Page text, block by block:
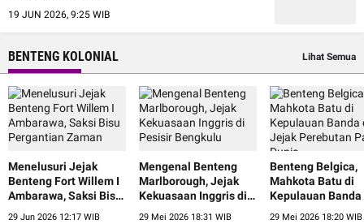
19 JUN 2026, 9:25 WIB
BENTENG KOLONIAL Lihat Semua
Menelusuri Jejak
Benteng Fort Willem I
Ambarawa, Saksi Bisu
Pergantian Zaman
29 Jun 2026 12:17 WIB
Mengenal Benteng
Marlborough, Jejak
Kekuasaan Inggris di
Pesisir Bengkulu
29 Mei 2026 18:31 WIB
Benteng Belgica,
Mahkota Batu di
Kepulauan Banda
Jejak Perebutan
29 Mei 2026 18:20 WIB